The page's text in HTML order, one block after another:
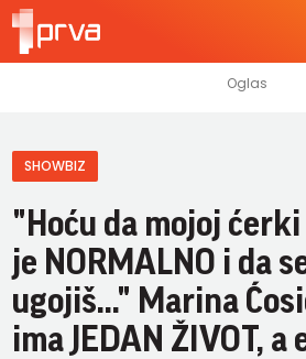
SHOWBIZ
"Hoću da mojoj
je NORMALNO i da
ugojiš..." Marina
ima JEDAN ŽIVOT, a